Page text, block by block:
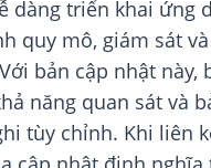
dàng triển khai
quy mô, giám sát
bản cập nhật
năng quan sát
tùy chỉnh. Khi liên